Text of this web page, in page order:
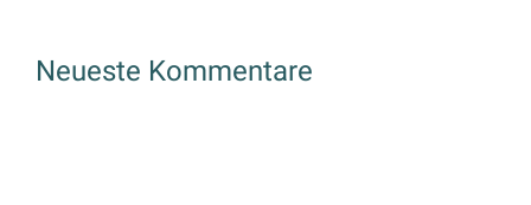
Neueste Kommentare